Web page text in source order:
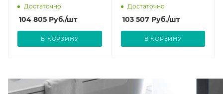
нержавеющей стали
цвет Черный 617080
Достаточно
104 805 Руб./шт
В КОРЗИНУ
нержавеющей стали
цвет Черный 617073
Достаточно
103 507Руб./шт
В КОРЗИНУ